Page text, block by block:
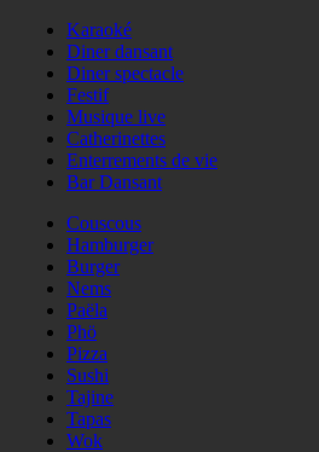
Karaoké
Diner dansant
Diner spectacle
Festif
Musique live
Catherinettes
Enterrements de vie
Bar Dansant
Couscous
Hamburger
Burger
Nems
Paëla
Phö
Pizza
Sushi
Tajine
Tapas
Wok